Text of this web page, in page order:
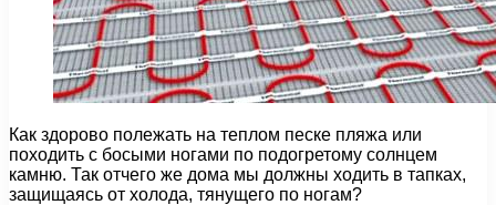
Как здорово полежать на теплом песке пляжа или
походить с босыми ногами по подогретому солнцем
камню. Так отчего же дома мы должны ходить в тапках,
защищаясь от холода, тянущего по ногам?